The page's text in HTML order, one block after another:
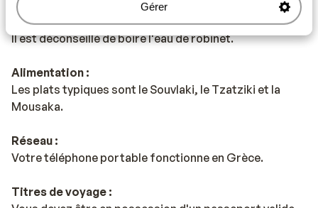
Gérer
Eau :
Il est déconseillé de boire l'eau de robinet.
Alimentation :
Les plats typiques sont le Souvlaki, le Tzatziki et la
Mousaka.
Réseau :
Votre téléphone portable fonctionne en Grèce.
Titres de voyage :